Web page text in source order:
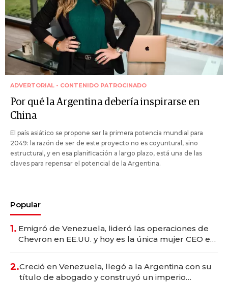
ADVERTORIAL - CONTENIDO PATROCINADO
Por qué la Argentina debería inspirarse en
China
El país asiático se propone ser la primera potencia mundial para
2049: la razón de ser de este proyecto no es coyuntural, sino
estructural, y en esa planificación a largo plazo, está una de las
claves para repensar el potencial de la Argentina.
Popular
1. Emigró de Venezuela, lideró las operaciones de
Chevron en EE.UU. y hoy es la única mujer CEO en
2.Creció en Venezuela, llegó a la Argentina con su
título de abogado y construyó un imperio